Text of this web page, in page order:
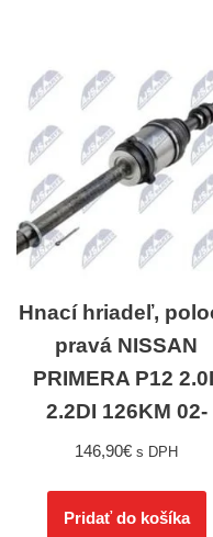
Hnací hriadeľ,
pravá NISSAN
PRIMERA P12
2.2DI 126KM 02-
146,90€ s DPH
Pridať do košíka